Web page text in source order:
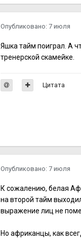
Опубликовано: 7 июля
Яшка тайм поиграл. А
тренерской скамейке.
Цитата
Опубликовано: 7 июля
К сожалению, белая
на второй тайм
выражение лиц не
Но африканцы, как